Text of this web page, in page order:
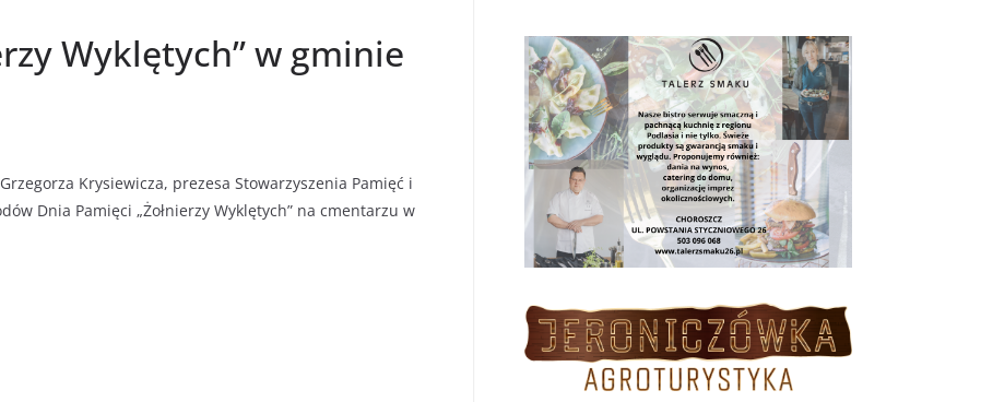
Wyklętych” w gminie
Krysiewicza, prezesa Stowarzyszenia Pamięć i
Dnia Pamięci „Żołnierzy Wyklętych” na cmentarzu w